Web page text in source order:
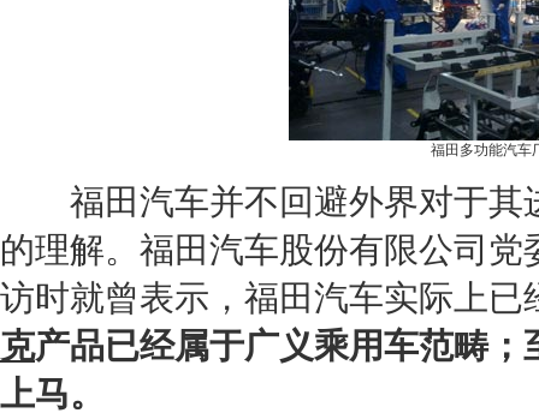
福田多功能汽车
福田汽车并不回避外界对于
的理解。福田汽车股份有限公司
访时就曾表示， 福田汽车实际上已
克产品已经属于广义乘用车范畴
上马。